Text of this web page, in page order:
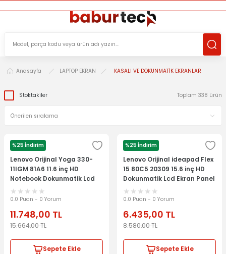
Anasayfa LAPTOP EKRAN KASALI VE DOKUNMATİK EKRANLAR
Stoktakiler Toplam 338 ürün
%25 İndirim
LENOVO
Lenovo Orijinal Yoga 330-
11IGM 81A6 11.6 inç HD
Notebook Dokunmatik Lcd
Ekran Panel
0.0 Puan - 0 Yorum
11.748,00 TL
15.664,00TL
Sepete Ekle
%25 İndirim
LENOVO
Lenovo Orijinal ideapad Flex
15 80C5 20309 15.6 inç HD
Dokunmatik Lcd Ekran Panel
0.0 Puan - 0 Yorum
6.435,00 TL
8.580,00TL
Sepete Ekle